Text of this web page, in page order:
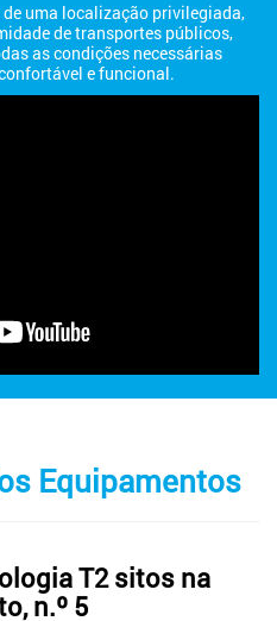
uma localização privilegiada,
de transportes públicos,
as condições necessárias
e funcional.
Equipamentos
T2 sitos na
n.º 5